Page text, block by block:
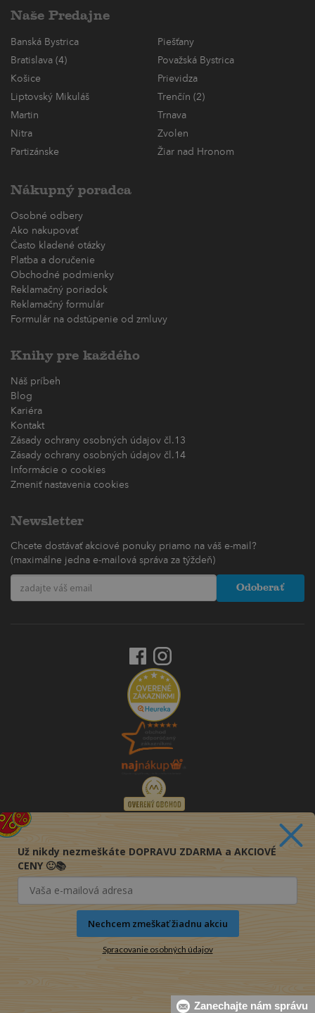
Naše Predajne
Banská Bystrica
Piešťany
Bratislava (4)
Považská Bystrica
Košice
Prievidza
Liptovský Mikuláš
Trenčín (2)
Martin
Trnava
Nitra
Zvolen
Partizánske
Žiar nad Hronom
Nákupný poradca
Osobné odbery
Ako nakupovať
Často kladené otázky
Platba a doručenie
Obchodné podmienky
Reklamačný poriadok
Reklamačný formulár
Formulár na odstúpenie od zmluvy
Knihy pre každého
Náš príbeh
Blog
Kariéra
Kontakt
Zásady ochrany osobných údajov čl.13
Zásady ochrany osobných údajov čl.14
Informácie o cookies
Zmeniť nastavenia cookies
Newsletter
Chcete dostávať akciové ponuky priamo na váš e-mail?
(maximálne jedna e-mailová správa za týždeň)
Odoberať
Zanechajte nám správu
Už nikdy nezmeškáte DOPRAVU ZDARMA a AKCIOVÉ
CENY 🙂📚
Nechcem zmeškať žiadnu akciu
Spracovanie osobných údajov